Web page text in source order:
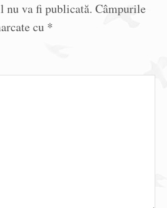
nu va fi publicată. Câmpurile
cu *